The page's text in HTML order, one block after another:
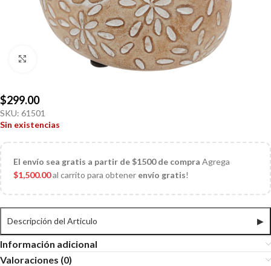
Click to enlarge
$299.00
SKU: 61501
Sin existencias
El envío sea gratis a partir de $1500 de compra Agrega
$1,500.00al carrito para obtener envío gratis!
Descripción del Articulo ▶
Información adicional
Valoraciones (0)